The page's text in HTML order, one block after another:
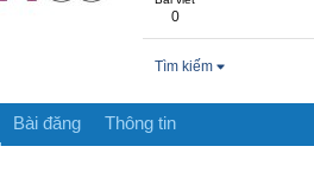
0
Tìm kiếm
Bài đăng Thông tin